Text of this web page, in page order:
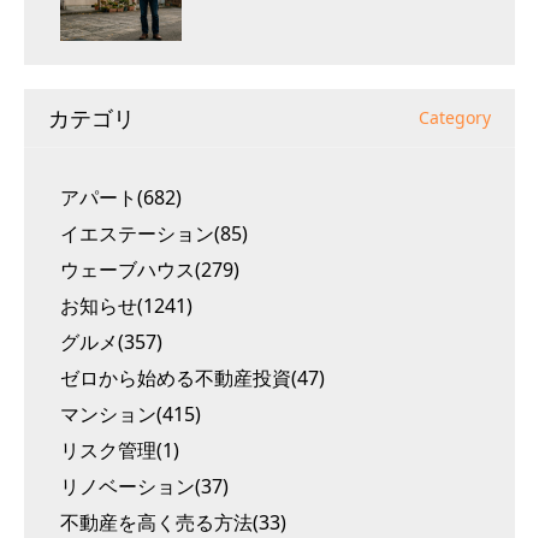
カテゴリ Category
アパート(682)
イエステーション(85)
ウェーブハウス(279)
お知らせ(1241)
グルメ(357)
ゼロから始める不動産投資(47)
マンション(415)
リスク管理(1)
リノベーション(37)
不動産を高く売る方法(33)